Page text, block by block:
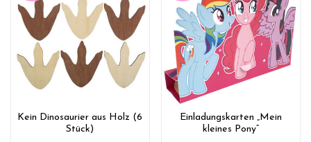
Kein Dinosaurier aus Holz (6
Stück)
Einladungskarten „Mein
kleines Pony“